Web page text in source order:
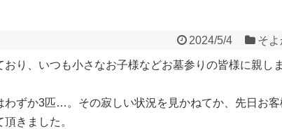
2024/5/4 そよ
り、いつも小さなお子様などお墓参りの皆様に親し
ずか3匹…。その寂しい状況を見かねてか、先日お客
きました。